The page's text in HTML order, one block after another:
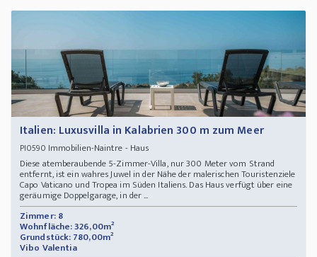
Italien: Luxusvilla in Kalabrien 300 m zum Meer
PI0590 Immobilien-Naintre - Haus
Diese atemberaubende 5-Zimmer-Villa, nur 300 Meter vom Strand
entfernt, ist ein wahres Juwel in der Nähe der malerischen Touristenziele
Capo Vaticano und Tropea im Süden Italiens. Das Haus verfügt über eine
geräumige Doppelgarage, in der ...
Zimmer: 8
Wohnfläche: 326,00m²
Grundstück: 780,00m²
Vibo Valentia